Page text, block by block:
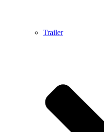
Trailer